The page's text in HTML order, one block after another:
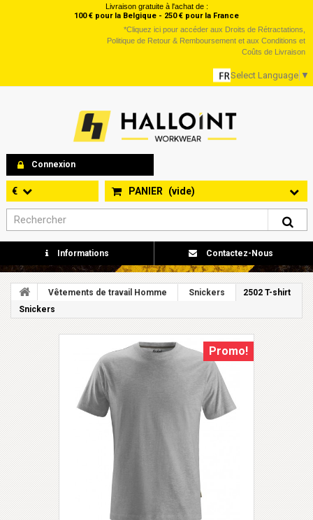
Livraison gratuite à l'achat de :
100 € pour la Belgique - 250 € pour la France
*Cliquez ici pour accéder aux Droits de Rétractations,
Politique de Retour & Remboursement et aux Conditions et
Coûts de Livraison
Select Language ▼
Connexion
PANIER (vide)
€
Informations Contactez-Nous
Vêtements de travail Homme Snickers
2502 T-shirt
Snickers
Promo!